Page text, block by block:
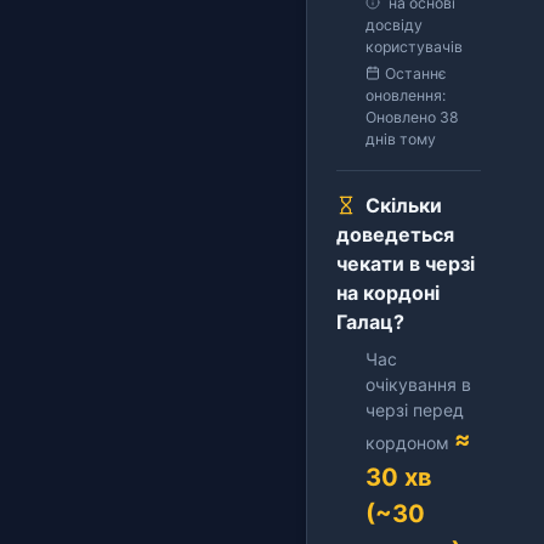
досвіду
користувачів
Останнє
оновлення:
Оновлено 38
днів тому
Скільки
доведеться
чекати в черзі
на кордоні
Галац?
Час
очікування в
черзі перед
кордоном ≈
30 хв
(~30